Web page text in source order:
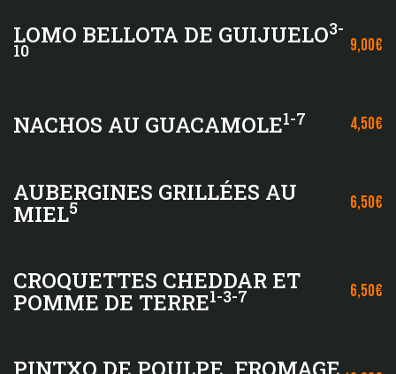
LOMO BELLOTA DE GUIJUELO3-
10
9,00€
NACHOS AU GUACAMOLE1-7 4,50€
AUBERGINES GRILLÉES AU
MIEL5 6,50€
CROQUETTES CHEDDAR ET
POMME DE TERRE1-3-7 6,50€